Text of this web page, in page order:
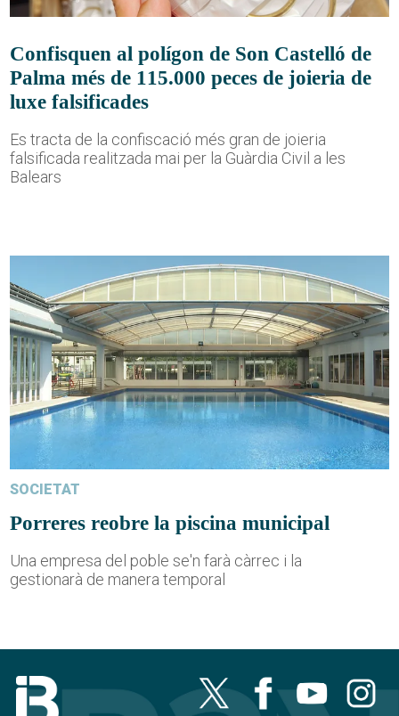
Confisquen al polígon de Son Castelló de
Palma més de 115.000 peces de joieria de
luxe falsificades
Es tracta de la confiscació més gran de joieria
falsificada realitzada mai per la Guàrdia Civil a les
Balears
SOCIETAT
Porreres reobre la piscina municipal
Una empresa del poble se'n farà càrrec i la
gestionarà de manera temporal